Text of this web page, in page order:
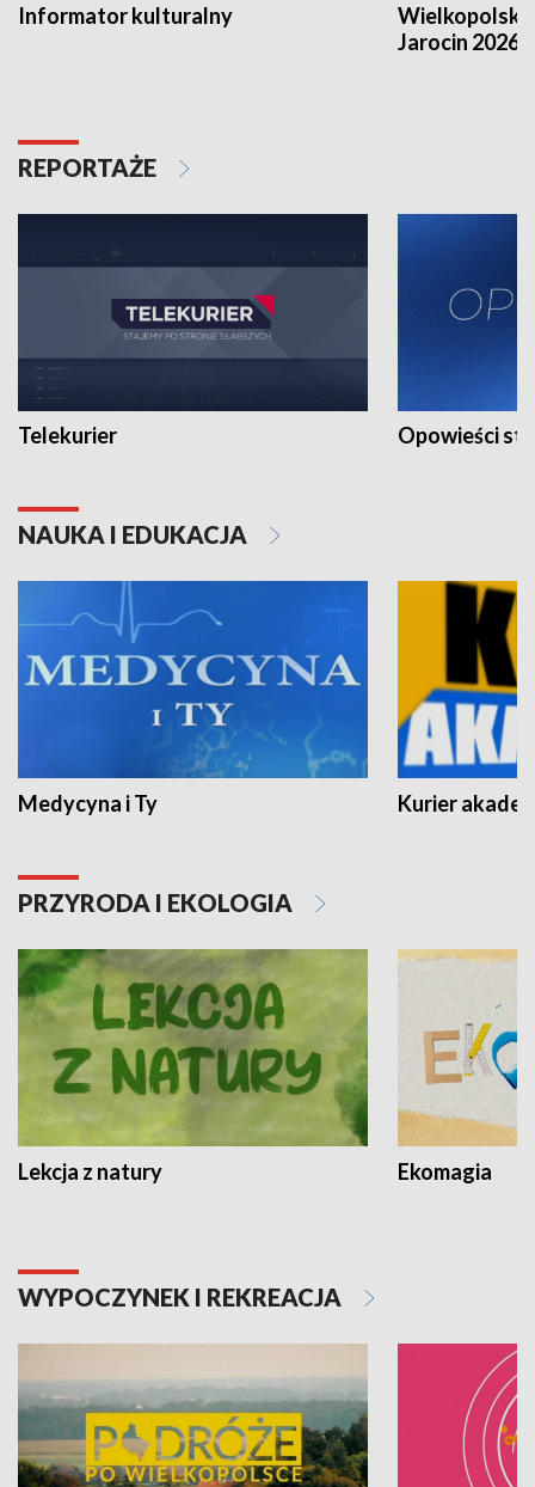
Informator kulturalny
Jarocin 2026
REPORTAŻE
Telekurier Opowieści
NAUKA I EDUKACJA
Medycyna i Ty Kurier
PRZYRODA I EKOLOGIA
Lekcja z natury Ekomagia
WYPOCZYNEK I REKREACJA